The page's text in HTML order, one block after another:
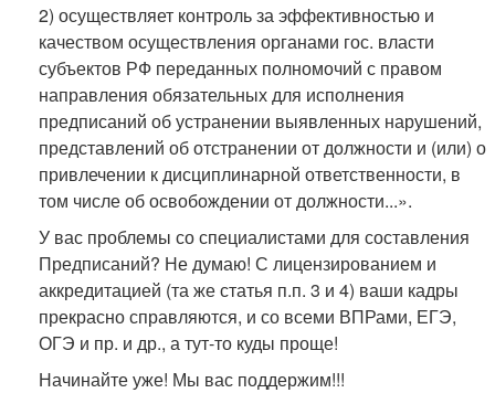
2) осуществляет контроль за эффективностью и
качеством осуществления органами гос. власти
субъектов РФ переданных полномочий с правом
направления обязательных для исполнения
предписаний об устранении выявленных нарушений,
представлений об отстранении от должности и (или) о
привлечении к дисциплинарной ответственности, в
том числе об освобождении от должности...».
У вас проблемы со специалистами для составления
Предписаний? Не думаю! С лицензированием и
аккредитацией (та же статья п.п. 3 и 4) ваши кадры
прекрасно справляются, и со всеми ВПРами, ЕГЭ,
ОГЭ и пр. и др., а тут-то куды проще!
Начинайте уже! Мы вас поддержим!!!